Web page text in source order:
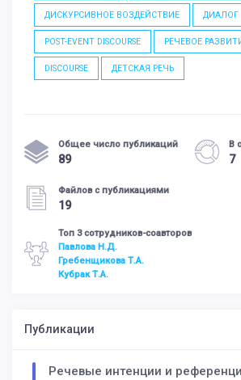
ДИСКУРСИВНОЕ ВОЗДЕЙСТВИЕ ДИАЛОГ
POST-EVENT DISCOURSE РЕЧЕВОЕ
DISCOURSE ДЕТСКАЯ РЕЧЬ
Общее число публикаций
89
В
7
Файлов с публикациями
19
Топ 3 сотрудников-соавторов
Павлова Н.Д.
Гребенщикова Т.А.
Кубрак Т.А.
Публикации
Речевые интенции и